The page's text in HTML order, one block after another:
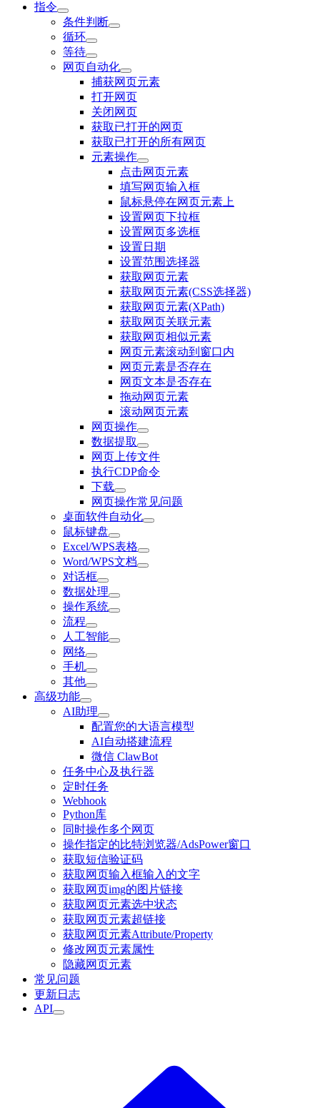
指令
条件判断
循环
等待
网页自动化
捕获网页元素
打开网页
关闭网页
获取已打开的网页
获取已打开的所有网页
元素操作
点击网页元素
填写网页输入框
鼠标悬停在网页元素上
设置网页下拉框
设置网页多选框
设置日期
设置范围选择器
获取网页元素
获取网页元素(CSS选择器)
获取网页元素(XPath)
获取网页关联元素
获取网页相似元素
网页元素滚动到窗口内
网页元素是否存在
网页文本是否存在
拖动网页元素
滚动网页元素
网页操作
数据提取
网页上传文件
执行CDP命令
下载
网页操作常见问题
桌面软件自动化
鼠标键盘
Excel/WPS表格
Word/WPS文档
对话框
数据处理
操作系统
流程
人工智能
网络
手机
其他
高级功能
AI助理
配置您的大语言模型
AI自动搭建流程
微信 ClawBot
任务中心及执行器
定时任务
Webhook
Python库
同时操作多个网页
操作指定的比特浏览器/AdsPower窗口
获取短信验证码
获取网页输入框输入的文字
获取网页img的图片链接
获取网页元素选中状态
获取网页元素超链接
获取网页元素Attribute/Property
修改网页元素属性
隐藏网页元素
常见问题
更新日志
API